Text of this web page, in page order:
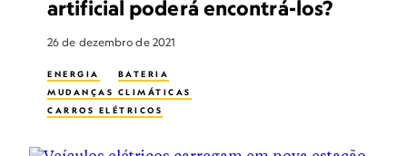
artificial poderá encontrá-los?
26 de dezembro de 2021
ENERGIA
BATERIA
MUDANÇAS CLIMÁTICAS
CARROS ELÉTRICOS